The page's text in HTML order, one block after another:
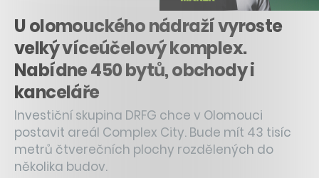
U olomouckého nádraží vyroste
velký víceúčelový komplex.
Nabídne 450 bytů, obchody i
kanceláře
Investiční skupina DRFG chce v Olomouci
postavit areál Complex City. Bude mít 43 tisíc
metrů čtverečních plochy rozdělených do
několika budov.